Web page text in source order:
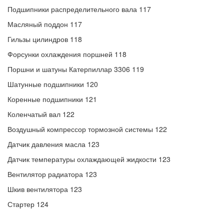
Подшипники распределительного вала 117
Масляный поддон 117
Гильзы цилиндров 118
Форсунки охлаждения поршней 118
Поршни и шатуны Катерпиллар 3306 119
Шатунные подшипники 120
Коренные подшипники 121
Коленчатый вал 122
Воздушный компрессор тормозной системы 122
Датчик давления масла 123
Датчик температуры охлаждающей жидкости 123
Вентилятор радиатора 123
Шкив вентилятора 123
Стартер 124